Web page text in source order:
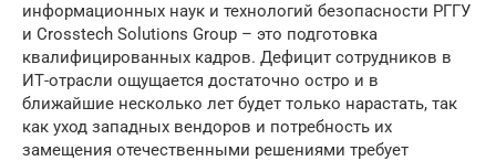
информационных наук и технологий безопасности РГГУ
и Crosstech Solutions Group – это подготовка
квалифицированных кадров. Дефицит сотрудников в
ИТ-отрасли ощущается достаточно остро и в
ближайшие несколько лет будет только нарастать, так
как уход западных вендоров и потребность их
замещения отечественными решениями требует